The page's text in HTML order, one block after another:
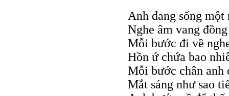
Anh đang sống
Nghe âm vang
Mỗi bước đi về
Hồn ứ chứa bao
Mỗi bước chân anh
Mắt sáng như sao